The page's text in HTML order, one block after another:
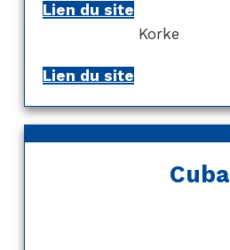
Lien du site
Korke
Lien du site
Cuba